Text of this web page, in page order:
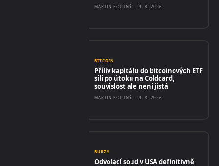
MARTIN KOUTNÝ - 9. 8. 2026
BITCOIN
Příliv kapitálu do bitcoinových ETF
sílí po útoku na Coldcard,
souvislost ale není jistá
MARTIN KOUTNÝ - 9. 8. 2026
BURZY
Odvolací soud v USA definitivně